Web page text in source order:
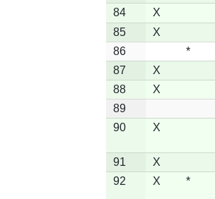
84
X
85
X
86
*
87
X
88
X
89
90
X
91 X
92
X *